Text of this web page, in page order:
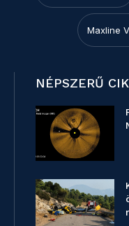
Maxline
NÉPSZERŰ